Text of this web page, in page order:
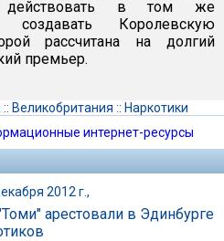
действовать в том же
создавать Королевскую
рассчитана на долгий
премьер.
:: Великобритания :: Наркотики
интернет-ресурсы
2012 г.,
арестовали в Эдинбурге